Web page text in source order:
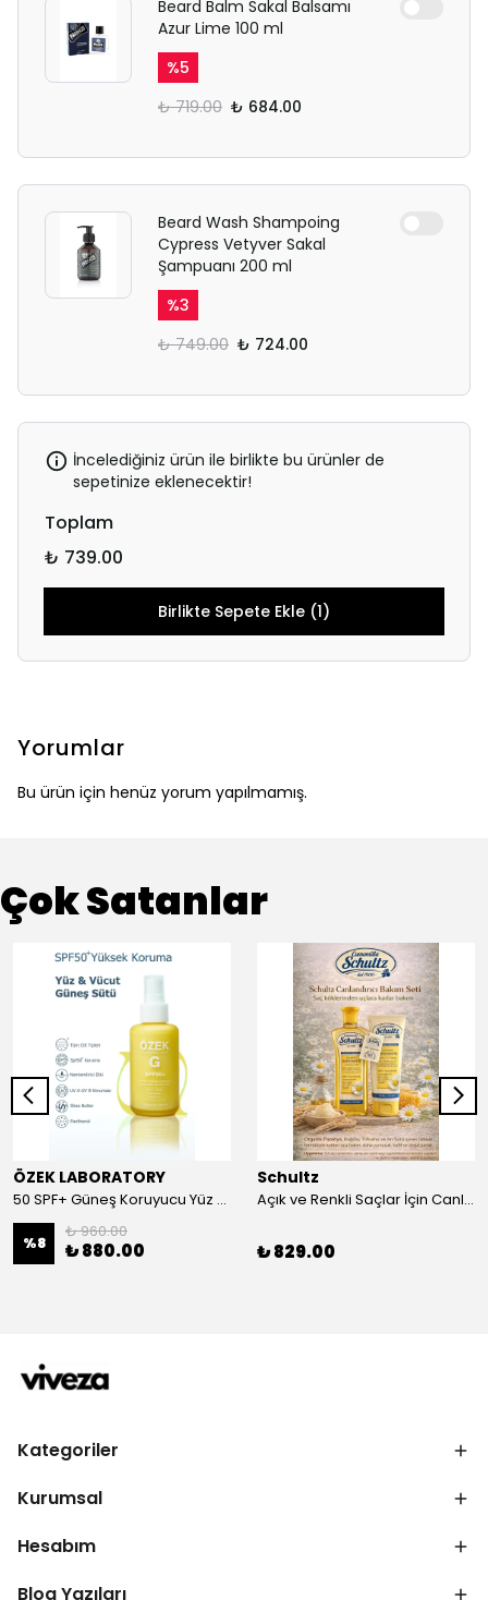
Beard Balm Sakal Balsamı
Azur Lime 100 ml
%5
₺ 719.00 ₺ 684.00
Beard Wash Shampoing
Cypress Vetyver Sakal
Şampuanı 200 ml
%3
₺ 749.00 ₺ 724.00
İncelediğiniz ürün ile birlikte bu ürünler de
sepetinize eklenecektir!
Toplam
₺ 739.00
Birlikte Sepete Ekle (1)
Yorumlar
Bu ürün için henüz yorum yapılmamış.
Çok Satanlar
ÖZEK LABORATORY
50 SPF+ Güneş Koruyucu Yüz ve Vücut Sütü 100 ml
%8
₺ 960.00
₺ 880.00
Schultz
Açık ve Renkli Saçlar İçin Canlandırıcı 2li Bakım Seti Şampuan + Saç Kremi
₺ 829.00
Kategoriler
Kurumsal
Hesabım